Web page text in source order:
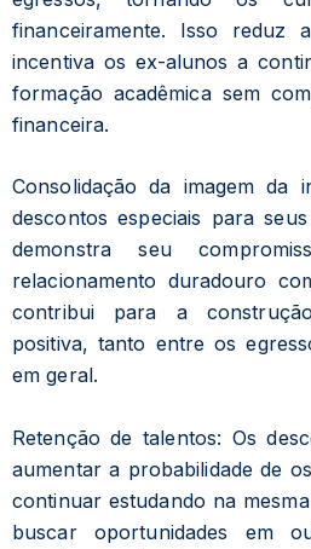
financeiramente. Isso reduz
incentiva os ex-alunos a
formação acadêmica sem
financeira.
Consolidação da imagem da
descontos especiais para
demonstra seu
relacionamento duradouro
contribui para a
positiva, tanto entre os
em geral.
Retenção de talentos: Os
aumentar a probabilidade de
continuar estudando na
buscar oportunidades em